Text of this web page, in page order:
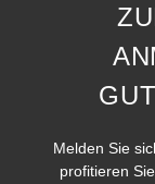
Melden Sie
profitieren